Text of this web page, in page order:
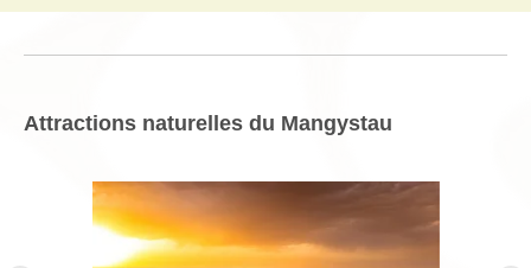
Attractions naturelles du Mangystau